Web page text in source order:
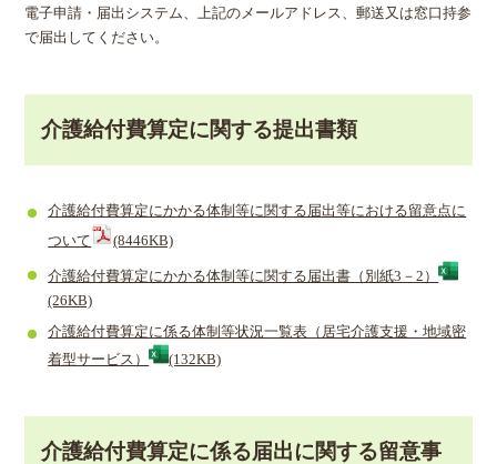
電子申請・届出システム、上記のメールアドレス、郵送又は窓口持参
で届出してください。
介護給付費算定に関する提出書類
介護給付費算定にかかる体制等に関する届出等における留意点に
ついて
(8446KB)
介護給付費算定にかかる体制等に関する届出書（別紙3－2）
(26KB)
介護給付費算定に係る体制等状況一覧表（居宅介護支援・地域密
着型サービス）
(132KB)
介護給付費算定に係る届出に関する留意事